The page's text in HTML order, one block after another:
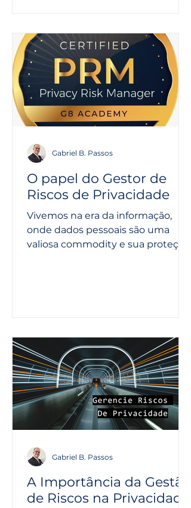
O papel do Gestor de
Riscos de Privacidade
Vivemos na era da informação,
onde dados pessoais são uma
valiosa commodity e sua proteção
Gabriel B. Passos
A Importância da Gestão
de Riscos na Privacidade
Gabriel B. Passos